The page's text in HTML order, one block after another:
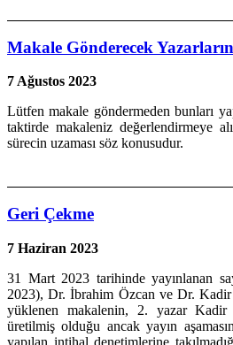
Makale Gönderecek
7 Ağustos 2023
Lütfen makale göndermeden bunları
taktirde makaleniz değerlendirmeye
sürecin uzaması söz konusudur.
Geri Çekme
7 Haziran 2023
31 Mart 2023 tarihinde yayınlanan
2023), Dr. İbrahim Özcan ve Dr. Kadir
yüklenen makalenin, 2. yazar Kadir
üretilmiş olduğu ancak yayın
yapılan intihal denetimlerine